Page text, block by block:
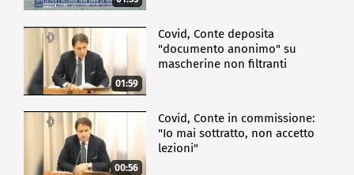
01:59
Covid, Conte deposita
"documento anonimo" su
mascherine non filtranti
00:56
Covid, Conte in commissione:
"Io mai sottratto, non accetto
lezioni"